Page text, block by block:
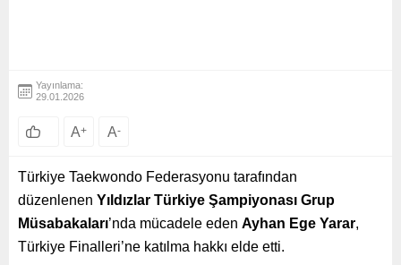
Yayınlama:
29.01.2026
A+ A-
Türkiye Taekwondo Federasyonu tarafından
düzenlenen Yıldızlar Türkiye Şampiyonası Grup
Müsabakaları’nda mücadele eden Ayhan Ege Yarar,
Türkiye Finalleri’ne katılma hakkı elde etti.